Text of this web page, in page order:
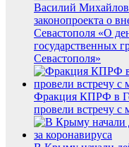
Василий
законопроекта о
Севастополя «О
государственных
Севастополя»
Фракция КПРФ в
провели встречу